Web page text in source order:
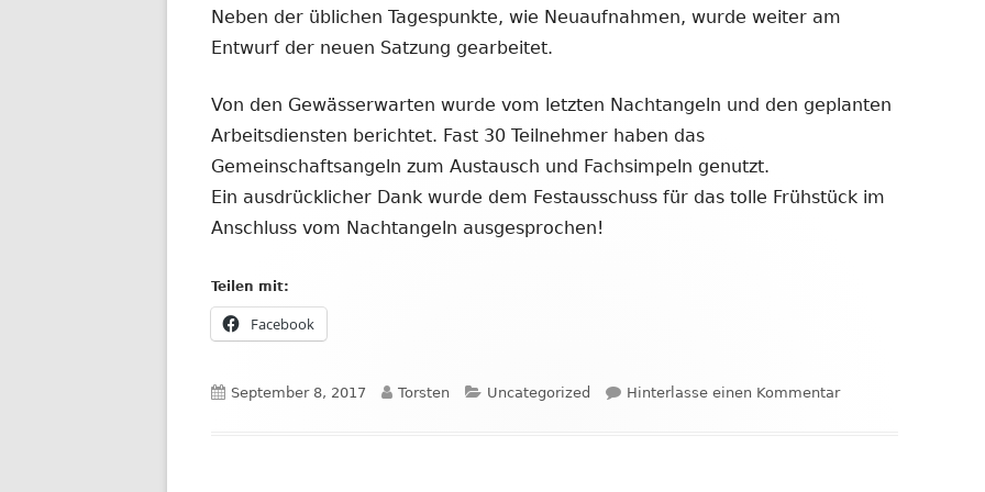
Neben der üblichen Tagespunkte, wie Neuaufnahmen, wurde weiter am
Entwurf der neuen Satzung gearbeitet.
Von den Gewässerwarten wurde vom letzten Nachtangeln und den geplanten
Arbeitsdiensten berichtet. Fast 30 Teilnehmer haben das
Gemeinschaftsangeln zum Austausch und Fachsimpeln genutzt.
Ein ausdrücklicher Dank wurde dem Festausschuss für das tolle Frühstück im
Anschluss vom Nachtangeln ausgesprochen!
Teilen mit:
Facebook
neuem
öffnen
Veröffentlicht
September 8, 2017 Autor
Torsten Kategorien
Uncategorized Hinterlasse einen Kommentarzu Vorstandssitzung